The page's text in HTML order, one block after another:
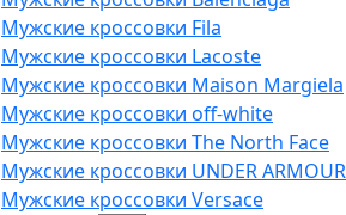
Мужские кроссовки Fila
Мужские кроссовки Lacoste
Мужские кроссовки Maison Margiela
Мужские кроссовки off-white
Мужские кроссовки The North Face
Мужские кроссовки UNDER ARMOUR
Мужские кроссовки Versace